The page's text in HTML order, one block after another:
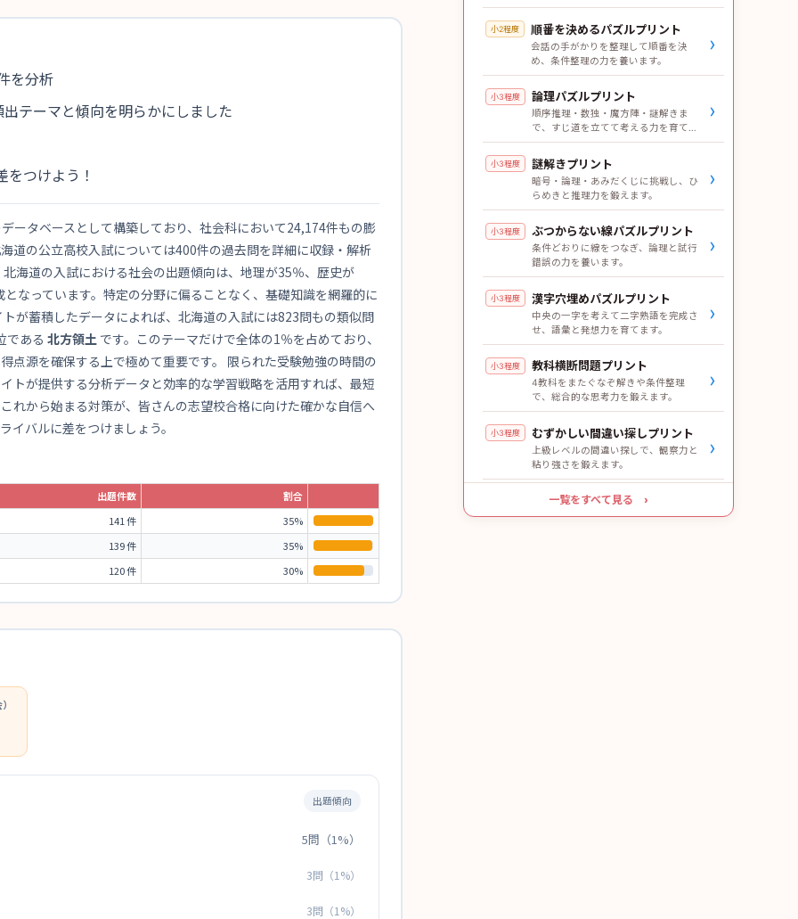
を分析
テーマと傾向を明らかにしました
つけよう！
ータベースとして構築しており、社会科において24,174件もの膨
道の公立高校入試については400件の過去問を詳細に収録・解析
海道の入試における社会の出題傾向は、地理が35％、歴史が
なっています。特定の分野に偏ることなく、基礎知識を網羅的に
が蓄積したデータによれば、北海道の入試には823問もの類似問
である 北方領土 です。このテーマだけで全体の1％を占めており、
点源を確保する上で極めて重要です。 限られた受験勉強の時間の
トが提供する分析データと効率的な学習戦略を活用すれば、最短
れから始まる対策が、皆さんの志望校合格に向けた確かな自信へ
イバルに差をつけましょう。
出題件数
割合
141 件
35%
139 件
35%
120 件
30%
出題傾向
5問（1%）
3問（1%）
3問（1%）
小2程度 順番を決めるパズルプリント
会話の手がかりを整理して順番を決
め、条件整理の力を養います。
›
小3程度 論理パズルプリント
順序推理・数独・魔方陣・謎解きま
で、すじ道を立てて考える力を育てま
す。
›
小3程度 謎解きプリント
暗号・論理・あみだくじに挑戦し、ひ
らめきと推理力を鍛えます。
›
小3程度 ぶつからない線パズルプリント
条件どおりに線をつなぎ、論理と試行
錯誤の力を養います。
›
小3程度 漢字穴埋めパズルプリント
中央の一字を考えて二字熟語を完成さ
せ、語彙と発想力を育てます。
›
小3程度 教科横断問題プリント
4教科をまたぐなぞ解きや条件整理
で、総合的な思考力を鍛えます。
›
小3程度 むずかしい間違い探しプリント
上級レベルの間違い探しで、観察力と
粘り強さを鍛えます。
›
一覧をすべて見る ›